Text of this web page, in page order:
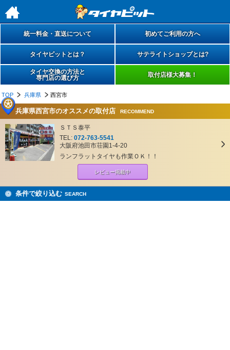
h
統一料金・直送について 初めてご利用の方へ
タイヤピットとは？ サテライトショップとは?
タイヤ交換の方法と
専門店の選び方
取付店様大募集！
TOP 兵庫県 西宮市
兵庫県西宮市のオススメの取付店 RECOMMEND
ＳＴＳ泰平
TEL: 072-763-5541
大阪府池田市荘園1-4-20
ランフラットタイヤも作業ＯＫ！！
レビュー掲載中
条件で絞り込む SEARCH